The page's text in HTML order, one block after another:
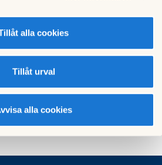
alla cookies
Tillåt urval
alla cookies
BRF
Tisdag
25